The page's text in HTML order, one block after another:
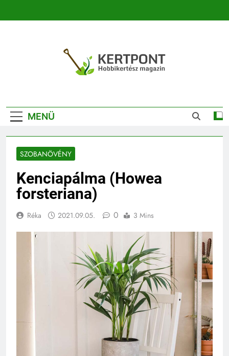
Kertészeti
Magazin |
Növénykereső És
Növényhatározó
MENÜ
SZOBANÖVÉNY
Kenciapálma (Howea
forsteriana)
Réka 2021.09.05. 0 3 Mins